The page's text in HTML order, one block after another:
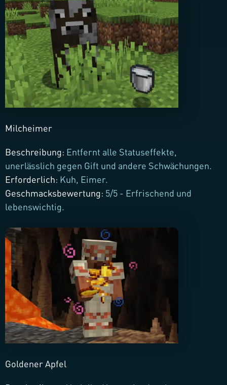
Milcheimer
Beschreibung: Entfernt alle Statuseffekte,
unerlässlich gegen Gift und andere Schwächungen.
Erforderlich: Kuh, Eimer.
Geschmacksbewertung: 5/5 - Erfrischend und
lebenswichtig.
Goldener Apfel